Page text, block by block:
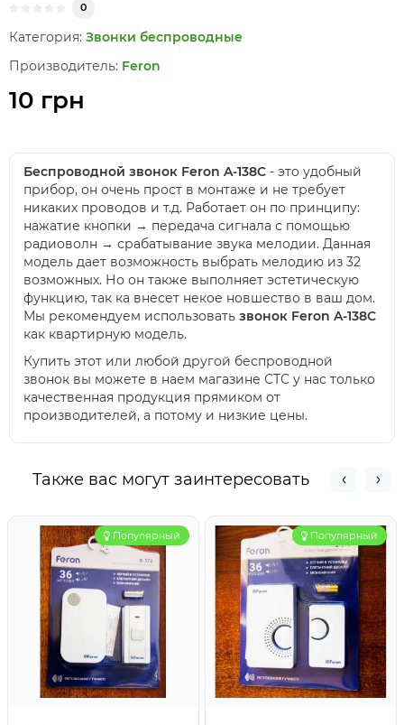
0
Категория: Звонки беспроводные
Производитель: Feron
10 грн
Беспроводной звонок Feron A-138C - это удобный
прибор, он очень прост в монтаже и не требует
никаких проводов и т.д. Работает он по принципу:
нажатие кнопки → передача сигнала с помощью
радиоволн → срабатывание звука мелодии. Данная
модель дает возможность выбрать мелодию из 32
возможных. Но он также выполняет эстетическую
функцию, так ка внесет некое новшество в ваш дом.
Мы рекомендуем использовать звонок Feron A-138C
как квартирную модель.
Купить этот или любой другой беспроводной
звонок вы можете в наем магазине СТС у нас только
качественная продукция прямиком от
производителей, а потому и низкие цены.
Также вас могут заинтересовать
Популярный Популярный